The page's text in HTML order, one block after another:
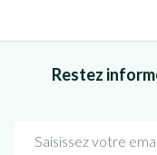
Restez